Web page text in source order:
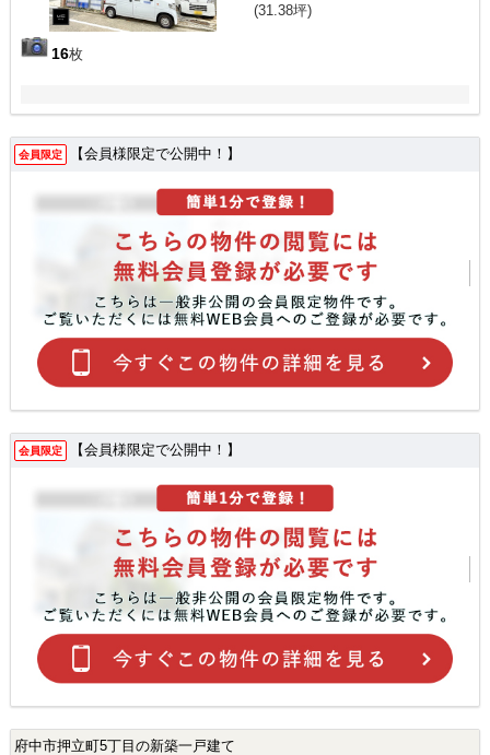
16枚
(31.38坪)
会員限定 【会員様限定で公開中！】
会員限定 【会員様限定で公開中！】
府中市押立町5丁目の新築一戸建て